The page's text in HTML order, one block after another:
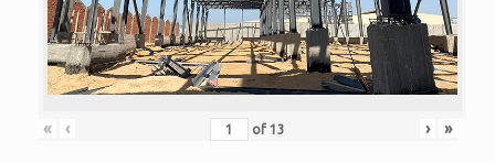
« ‹ of 13 › »